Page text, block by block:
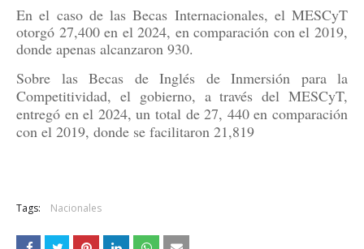
En el caso de las Becas Internacionales, el MESCyT
otorgó 27,400 en el 2024, en comparación con el 2019,
donde apenas alcanzaron 930.
Sobre las Becas de Inglés de Inmersión para la
Competitividad, el gobierno, a través del MESCyT,
entregó en el 2024, un total de 27, 440 en comparación
con el 2019, donde se facilitaron 21,819
Tags: Nacionales